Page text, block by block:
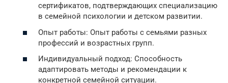
сертификатов, подтверждающих специализацию
в семейной психологии и детском развитии.
Опыт работы: Опыт работы с семьями разных
профессий и возрастных групп.
Индивидуальный подход: Способность
адаптировать методы и рекомендации к
конкретной семейной ситуации.